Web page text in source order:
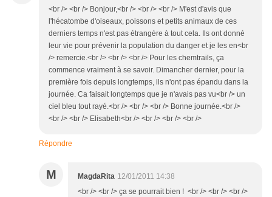
<br /> <br /> Bonjour,<br /> <br /> <br /> M'est d'avis que
l'hécatombe d'oiseaux, poissons et petits animaux de ces
derniers temps n'est pas étrangère à tout cela. Ils ont donné
leur vie pour prévenir la population du danger et je les en<br
/> remercie.<br /> <br /> <br /> Pour les chemtrails, ça
commence vraiment à se savoir. Dimancher dernier, pour la
première fois depuis longtemps, ils n'ont pas épandu dans la
journée. Ca faisait longtemps que je n'avais pas vu<br /> un
ciel bleu tout rayé.<br /> <br /> <br /> Bonne journée.<br />
<br /> <br /> Elisabeth<br /> <br /> <br /> <br />
Répondre
M MagdaRita 12/01/2011 14:38
<br /> <br /> ça se pourrait bien ! <br /> <br /> <br />